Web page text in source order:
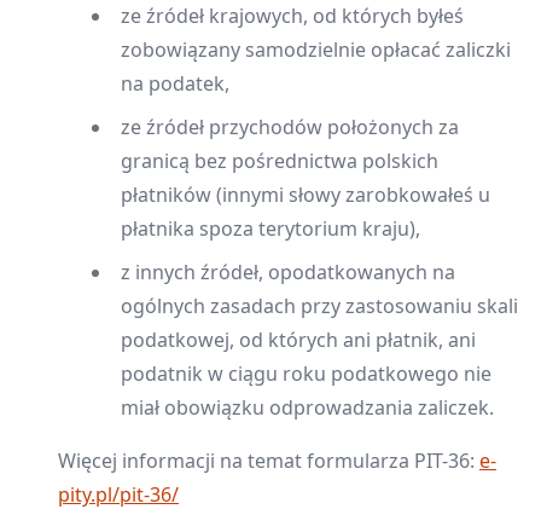
ze źródeł krajowych, od których byłeś
zobowiązany samodzielnie opłacać zaliczki
na podatek,
ze źródeł przychodów położonych za
granicą bez pośrednictwa polskich
płatników (innymi słowy zarobkowałeś u
płatnika spoza terytorium kraju),
z innych źródeł, opodatkowanych na
ogólnych zasadach przy zastosowaniu skali
podatkowej, od których ani płatnik, ani
podatnik w ciągu roku podatkowego nie
miał obowiązku odprowadzania zaliczek.
Więcej informacji na temat formularza PIT-36: e-
pity.pl/pit-36/